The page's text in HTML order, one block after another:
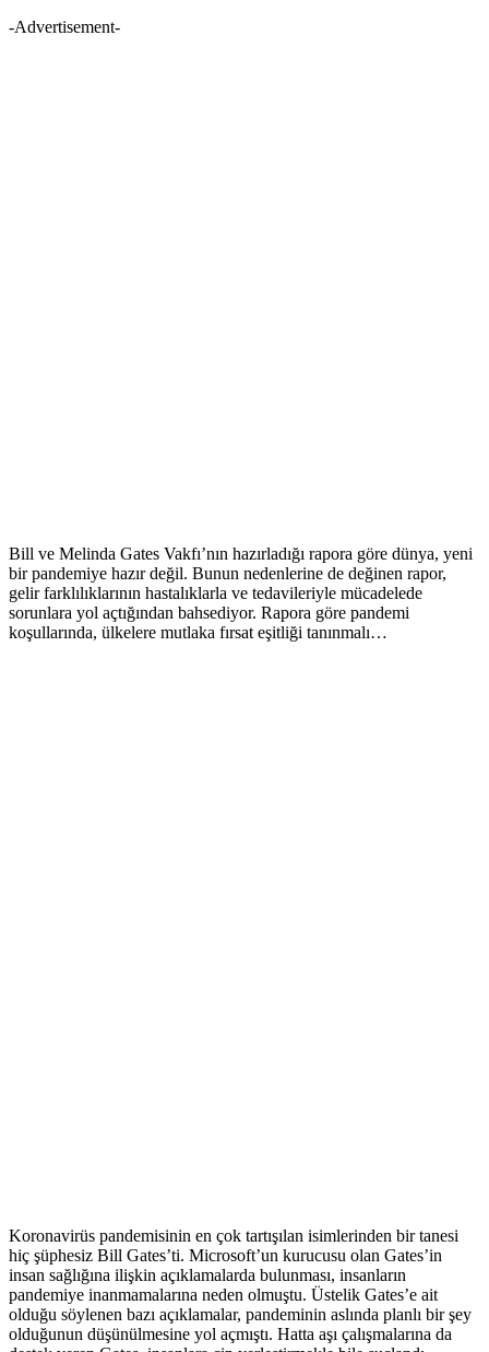
-Advertisement-
Bill ve Melinda Gates Vakfı’nın hazırladığı rapora göre dünya, yeni
bir pandemiye hazır değil. Bunun nedenlerine de değinen rapor,
gelir farklılıklarının hastalıklarla ve tedavileriyle mücadelede
sorunlara yol açtığından bahsediyor. Rapora göre pandemi
koşullarında, ülkelere mutlaka fırsat eşitliği tanınmalı…
Koronavirüs pandemisinin en çok tartışılan isimlerinden bir tanesi
hiç şüphesiz Bill Gates’ti. Microsoft’un kurucusu olan Gates’in
insan sağlığına ilişkin açıklamalarda bulunması, insanların
pandemiye inanmamalarına neden olmuştu. Üstelik Gates’e ait
olduğu söylenen bazı açıklamalar, pandeminin aslında planlı bir şey
olduğunun düşünülmesine yol açmıştı. Hatta aşı çalışmalarına da